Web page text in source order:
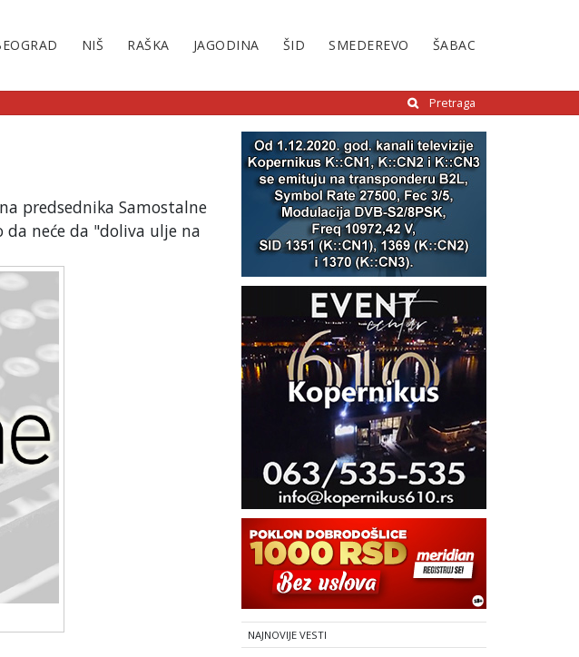
NIŠ RAŠKA JAGODINA ŠID SMEDEREVO ŠABAC
Pretraga
predsednika Samostalne
neće da "doliva ulje na
NAJNOVIJE VESTI